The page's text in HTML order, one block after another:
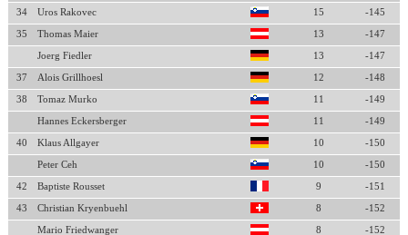
34 Uros Rakovec 15 -145
35 Thomas Maier 13 -147
Joerg Fiedler 13 -147
37 Alois Grillhoesl 12 -148
38 Tomaz Murko 11 -149
Hannes Eckersberger 11 -149
40 Klaus Allgayer 10 -150
Peter Ceh 10 -150
42 Baptiste Rousset 9 -151
43 Christian Kryenbuehl 8 -152
Mario Friedwanger 8 -152